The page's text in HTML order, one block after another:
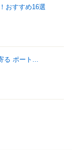
おすすめ16選
る ポート...